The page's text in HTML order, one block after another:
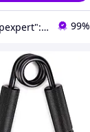
"Jumpexpert": Интернет-магазин товаров для активного отдыха и спорта! 99%